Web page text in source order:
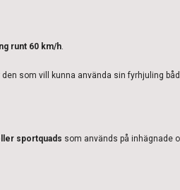
runt 60 km/h.
som vill kunna använda sin fyrhjuling
sportquads som används på inhägnade